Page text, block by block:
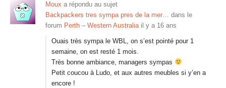
Moux a répondu au sujet
Backpackers tres sympa pres de la mer… dans le
forum Perth – Western Australia il y a 16 ans
Ouais très sympa le WBL, on s’est pointé pour 1
semaine, on est resté 1 mois.
Très bonne ambiance, managers sympas
Petit coucou à Ludo, et aux autres meubles si y’en a
encore !